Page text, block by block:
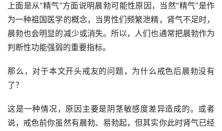
上面是从“精气”方面说明晨勃可能性原因，当然“精气”是作
为一种祖国医学的概念，当男性们频繁泄精，肾气不足时，
晨勃也会明显的减少或消失。所以，人们也通常把晨勃作为
判断性功能强弱的重要指标。
那么，对于本文开头戒友的问题，为什么戒色后晨勃没有
了？
这是一种情况，原因主要是阴茎敏感度差异造成的。或者
说，戒色前你虽然有晨勃、易勃起，但其实你此时肾气已经